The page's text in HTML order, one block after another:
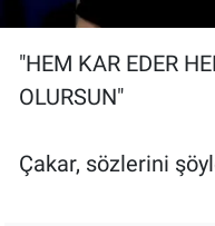
"HEM KAR EDER
OLURSUN"
Çakar, sözlerini